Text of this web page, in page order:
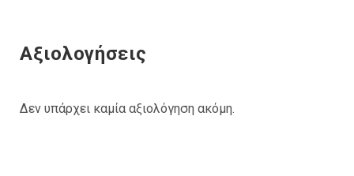
Αξιολογήσεις
Δεν υπάρχει καμία αξιολόγηση ακόμη.